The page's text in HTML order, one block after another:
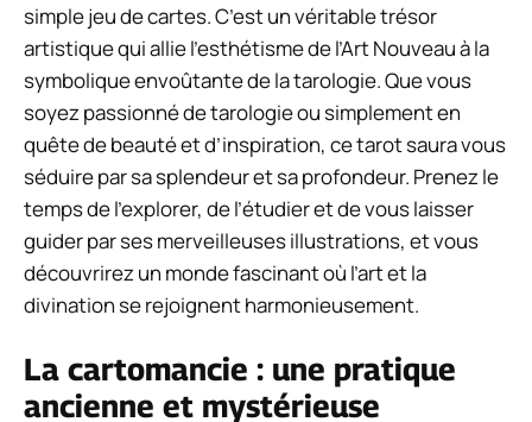
simple jeu de cartes. C’est un véritable trésor
artistique qui allie l’esthétisme de l’Art Nouveau à la
symbolique envoûtante de la tarologie. Que vous
soyez passionné de tarologie ou simplement en
quête de beauté et d’inspiration, ce tarot saura vous
séduire par sa splendeur et sa profondeur. Prenez le
temps de l’explorer, de l’étudier et de vous laisser
guider par ses merveilleuses illustrations, et vous
découvrirez un monde fascinant où l’art et la
divination se rejoignent harmonieusement.
La cartomancie : une pratique
ancienne et mystérieuse